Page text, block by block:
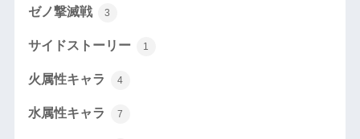
ゼノ撃滅戦 3
サイドストーリー 1
火属性キャラ 4
水属性キャラ 7